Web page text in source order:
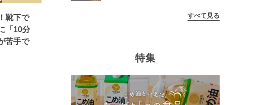
靴下で
「10分
苦手で
すべて見る
特集